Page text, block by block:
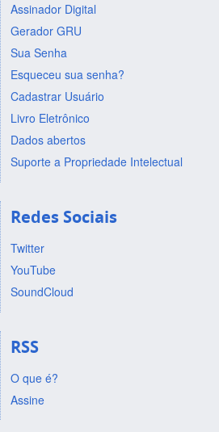
Assinador Digital
Gerador GRU
Sua Senha
Esqueceu sua senha?
Cadastrar Usuário
Livro Eletrônico
Dados abertos
Suporte a Propriedade Intelectual
Redes Sociais
Twitter
YouTube
SoundCloud
RSS
O que é?
Assine